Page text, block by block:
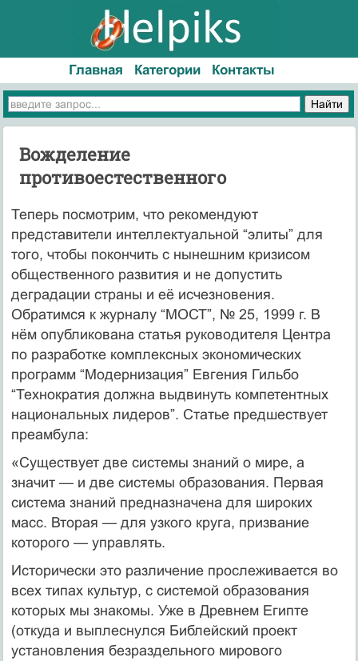
Главная Категории Контакты
Вожделение
противоестественного
Теперь посмотрим, что рекомендуют
представители интеллектуальной “элиты” для
того, чтобы покончить с нынешним кризисом
общественного развития и не допустить
деградации страны и её исчезновения.
Обратимся к журналу “МОСТ”, № 25, 1999 г. В
нём опубликована статья руководителя Центра
по разработке комплексных экономических
программ “Модернизация” Евгения Гильбо
“Технократия должна выдвинуть компетентных
национальных лидеров”. Статье предшествует
преамбула:
«Существует две системы знаний о мире, а
значит — и две системы образования. Первая
система знаний предназначена для широких
масс. Вторая — для узкого круга, призвание
которого — управлять.
Исторически это различение прослеживается во
всех типах культур, с системой образования
которых мы знакомы. Уже в Древнем Египте
(откуда и выплеснулся Библейский проект
установления безраздельного мирового